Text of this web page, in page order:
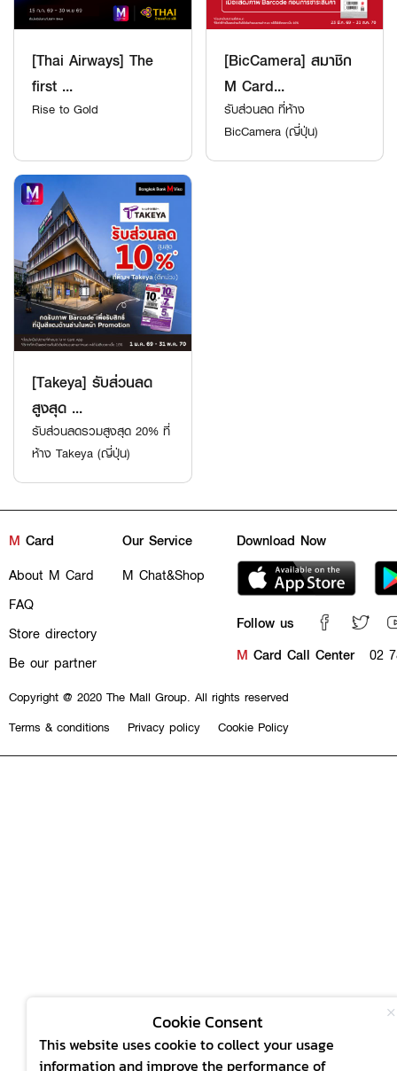
Cookie Consent
This website uses cookie to collect your usage
information and improve the performance of
[Thai Airways] The
first ...
Rise to Gold
[BicCamera] สมาชิก
M Card...
รับส่วนลด ที่ห้าง
BicCamera (ญี่ปุ่น)
[Takeya] รับส่วนลด
สูงสุด ...
รับส่วนลดรวมสูงสุด 20% ที่
ห้าง Takeya (ญี่ปุ่น)
M Card
About M Card
FAQ
Store directory
Be our partner
Our Service
M Chat&Shop
Download Now
Follow us
M Card Call Center 02
Copyright @ 2020 The Mall Group. All rights reserved
Terms & conditions
Privacy policy Cookie Policy